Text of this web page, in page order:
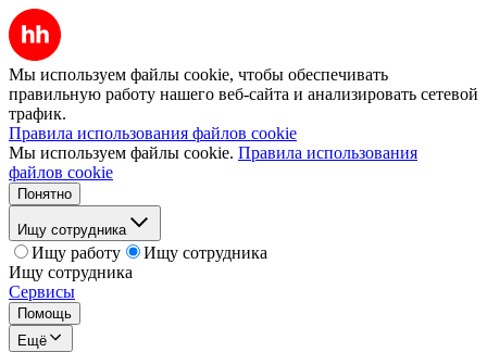
Мы используем файлы cookie, чтобы обеспечивать
правильную работу нашего веб-сайта и анализировать сетевой
трафик.
Правила использования файлов cookie
Мы используем файлы cookie. Правила использования
файлов cookie
Понятно
Ищу сотрудника
Ищу работу
Ищу сотрудника
Ищу сотрудника
Сервисы
Помощь
Ещё